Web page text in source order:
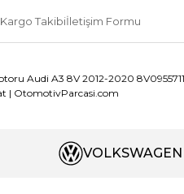
Kargo Takibiİletişim Formu
VOLKSWAGEN